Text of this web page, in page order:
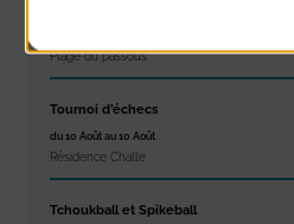
Plage du passous
Tournoi d’échecs
du 10 Août au 10 Août
Résidence Challe
Tchoukball et Spikeball